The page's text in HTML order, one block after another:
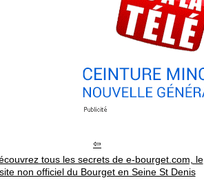
tous les secrets de e-bourget.com, le
site non officiel du Bourget en Seine St Denis